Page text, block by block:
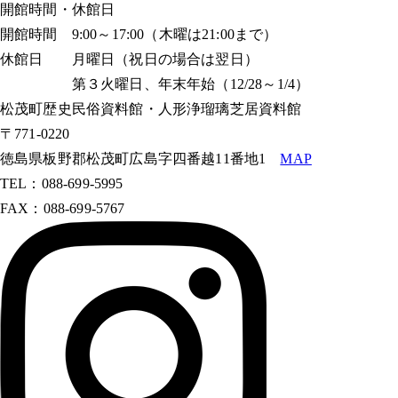
開館時間・休館日
開館時間 9:00～17:00（木曜は21:00まで）
休館日 月曜日（祝日の場合は翌日）
第３火曜日、年末年始（12/28～1/4）
松茂町歴史民俗資料館・人形浄瑠璃芝居資料館
〒771-0220
徳島県板野郡松茂町広島字四番越11番地1MAP
TEL：088-699-5995
FAX：088-699-5767